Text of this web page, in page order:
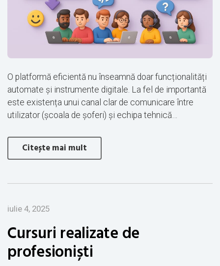
O platformă eficientă nu înseamnă doar funcționalități
automate și instrumente digitale. La fel de importantă
este existența unui canal clar de comunicare între
utilizator (școala de șoferi) și echipa tehnică…
Citește mai mult
iulie 4, 2025
Cursuri realizate de
profesioniști